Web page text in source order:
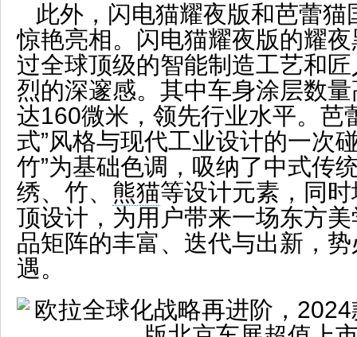
此外，闪电猫耀夜版和芭蕾猫
惊艳亮相。闪电猫耀夜版的耀
过全球顶级的智能制造工艺和
烈的深邃感。其中车身涂层数
达160微米，领先行业水平。芭
式”风格与现代工业设计的一次
竹”为基础色调，吸纳了中式传
绣、竹、 熊猫等设计元素，同
顶设计，为用户带来一场东方
品矩阵的丰富、迭代与出新，
遇。